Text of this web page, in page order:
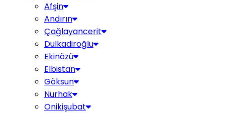
Afşin
Andırın
Çağlayancerit
Dulkadiroğlu
Ekinözü
Elbistan
Göksun
Nurhak
Onikişubat